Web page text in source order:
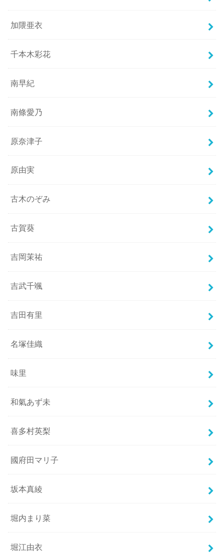
加隈亜衣
千本木彩花
南早紀
南條愛乃
原奈津子
原由実
古木のぞみ
古賀葵
吉岡茉祐
吉武千颯
吉田有里
名塚佳織
味里
和氣あず未
喜多村英梨
國府田マリ子
坂本真綾
堀内まり菜
堀江由衣